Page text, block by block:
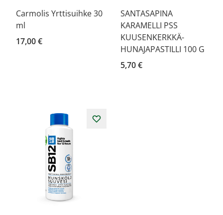
Carmolis Yrttisuihke 30
ml
17,00 €
SANTASAPINA
KARAMELLI PSS
KUUSENKERKKÄ-
HUNAJAPASTILLI 100 G
5,70 €